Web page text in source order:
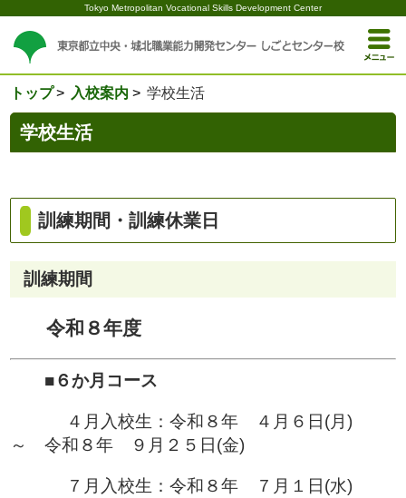
Tokyo Metropolitan Vocational Skills Development Center
トップ 入校案内 学校生活
学校生活
訓練期間・訓練休業日
訓練期間
令和８年度
■６か月コース
４月入校生：令和８年 ４月６日(月)
～ 令和８年 ９月２５日(金)
７月入校生：令和８年 ７月１日(水)